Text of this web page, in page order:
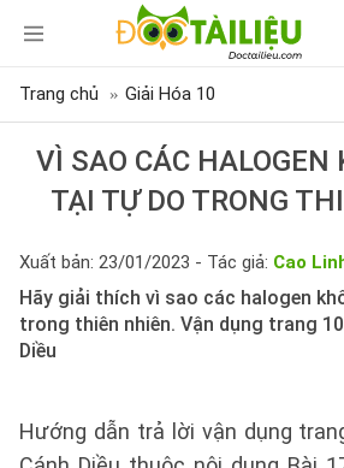
Trang chủ Giải Hóa 10
VÌ SAO CÁC HALOGEN
TẠI TỰ DO TRONG
Xuất bản: 23/01/2023 - Tác giả: Cao
Hãy giải thích vì sao các halogen
trong thiên nhiên. Vận dụng trang
Diều
Hướng dẫn trả lời vận dụng